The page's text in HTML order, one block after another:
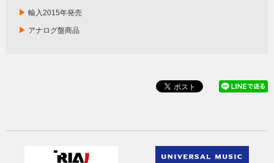
▶ 輸入2015年発売
▶ アナログ盤商品